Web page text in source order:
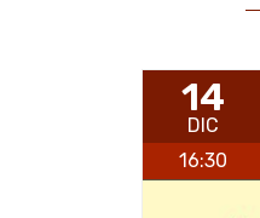
14
DIC
16:30